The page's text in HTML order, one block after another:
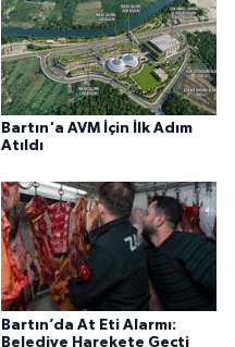
Bartın'a AVM İçin İlk Adım
Atıldı
Bartın’da At Eti Alarmı:
Belediye Harekete Geçti